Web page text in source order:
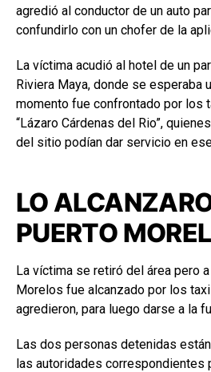
agredió al conductor de un auto
confundirlo con un chofer de la
La víctima acudió al hotel de un
Riviera Maya, donde se esperaba
momento fue confrontado por los
“Lázaro Cárdenas del Rio”,
del sitio podían dar servicio en
LO
PUERTO
La víctima se retiró del área pero
Morelos fue alcanzado por los
agredieron, para luego darse a la
Las dos personas detenidas
las autoridades correspondientes